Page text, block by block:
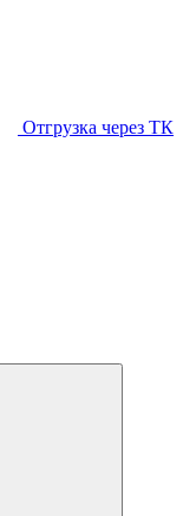
Отгрузка через ТК